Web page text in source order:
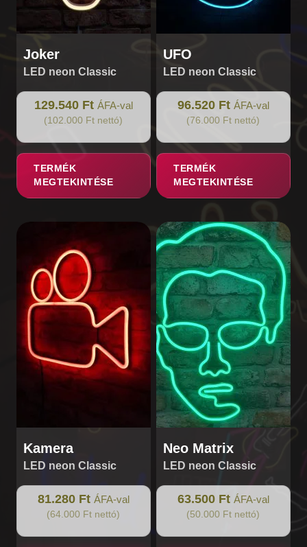
Joker
LED neon Classic
129.540 Ft ÁFA-val
(102.000 Ft nettó)
TERMÉK
MEGTEKINTÉSE
UFO
LED neon Classic
96.520 Ft ÁFA-val
(76.000 Ft nettó)
TERMÉK
MEGTEKINTÉSE
Kamera
LED neon Classic
81.280 Ft ÁFA-val
(64.000 Ft nettó)
Neo Matrix
LED neon Classic
63.500 Ft ÁFA-val
(50.000 Ft nettó)